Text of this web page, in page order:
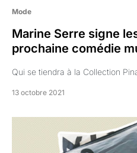
Mode
Marine Serre signe
prochaine comédie
Qui se tiendra à la Collection
13 octobre 2021